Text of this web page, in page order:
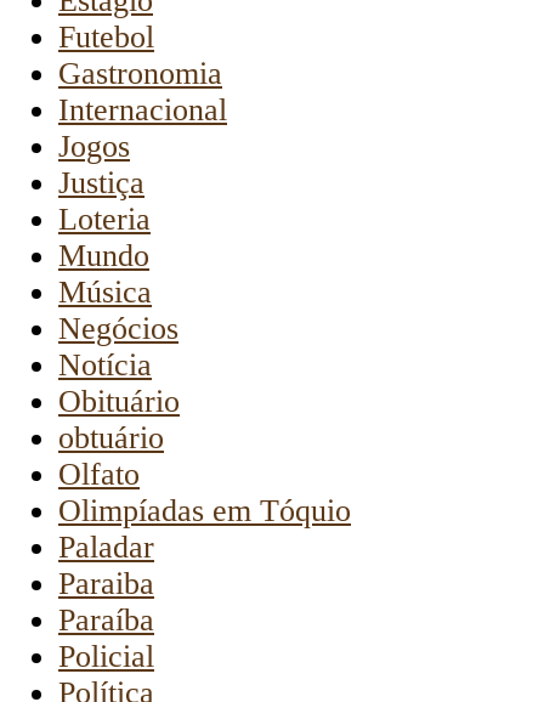
Futebol
Gastronomia
Internacional
Jogos
Justiça
Loteria
Mundo
Música
Negócios
Notícia
Obituário
obtuário
Olfato
Olimpíadas em Tóquio
Paladar
Paraiba
Paraíba
Policial
Política